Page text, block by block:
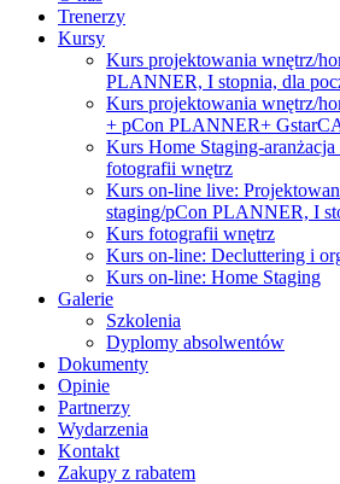
Trenerzy
Kursy
Kurs projektowania wnętrz/
PLANNER, I stopnia, dla
Kurs projektowania wnętrz/
+ pCon PLANNER+
Kurs Home Staging-
fotografii wnętrz
Kurs on-line live:
staging/pCon PLANNER, I
Kurs fotografii wnętrz
Kurs on-line: Decluttering i
Kurs on-line: Home Staging
Galerie
Szkolenia
Dyplomy absolwentów
Dokumenty
Opinie
Partnerzy
Wydarzenia
Kontakt
Zakupy z rabatem